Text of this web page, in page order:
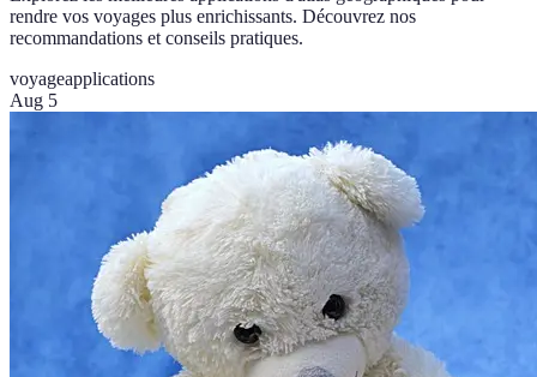
rendre vos voyages plus enrichissants. Découvrez nos
recommandations et conseils pratiques.
voyageapplications
Aug 5